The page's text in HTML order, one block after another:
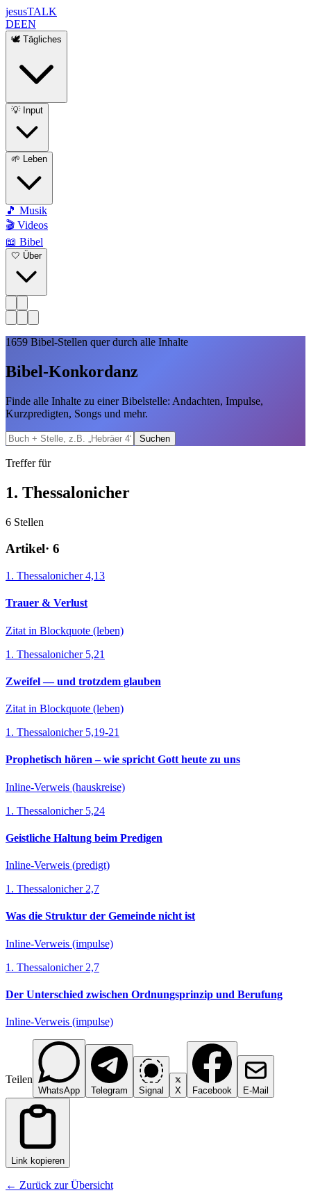
jesusTALK
DEEN
🕊️ Tägliches
💡 Input
🌱 Leben
🎵 Musik
🎬 Videos
📖 Bibel
🤍 Über
1659 Bibel-Stellen quer durch alle Inhalte
Bibel-Konkordanz
Finde alle Inhalte zu einer Bibelstelle: Andachten, Impulse,
Kurzpredigten, Songs und mehr.
Suchen
Treffer für
1. Thessalonicher
6 Stellen
Artikel· 6
1. Thessalonicher 4,13
Trauer & Verlust
Zitat in Blockquote (leben)
1. Thessalonicher 5,21
Zweifel — und trotzdem glauben
Zitat in Blockquote (leben)
1. Thessalonicher 5,19-21
Prophetisch hören – wie spricht Gott heute zu uns
Inline-Verweis (hauskreise)
1. Thessalonicher 5,24
Geistliche Haltung beim Predigen
Inline-Verweis (predigt)
1. Thessalonicher 2,7
Was die Struktur der Gemeinde nicht ist
Inline-Verweis (impulse)
1. Thessalonicher 2,7
Der Unterschied zwischen Ordnungsprinzip und Berufung
Inline-Verweis (impulse)
Teilen
WhatsApp Telegram Signal X Facebook E-Mail
Link kopieren
← Zurück zur Übersicht